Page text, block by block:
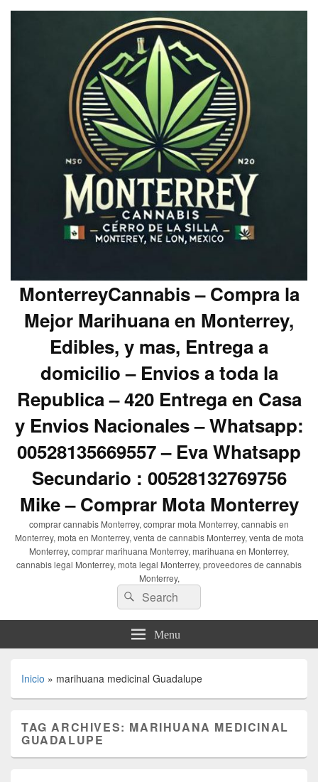
MonterreyCannabis – Compra la
Mejor Marihuana en Monterrey,
Edibles, y mas, Entrega a
domicilio – Envios a toda la
Republica – 420 Entrega en Casa
y Envios Nacionales – Whatsapp:
00528135669557 – Eva Whatsapp
Secundario : 00528132769756
Mike – Comprar Mota Monterrey
comprar cannabis Monterrey, comprar mota Monterrey, cannabis en
Monterrey, mota en Monterrey, venta de cannabis Monterrey, venta de mota
Monterrey, comprar marihuana Monterrey, marihuana en Monterrey,
cannabis legal Monterrey, mota legal Monterrey, proveedores de cannabis
Monterrey,
Search
for:
Search
Menu
Inicio » marihuana medicinal Guadalupe
TAG ARCHIVES: MARIHUANA MEDICINAL
GUADALUPE